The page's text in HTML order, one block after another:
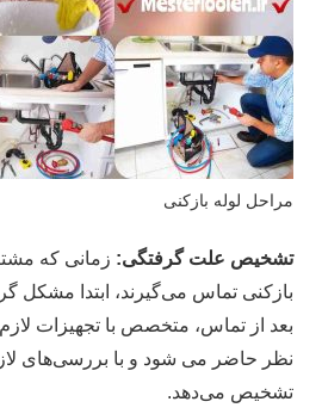
مراحل لوله بازکنی
تشخیص علت گرفتگی: زمانی که
بازکنی تماس می‌گیرند، ابتدا مشکل
بعد از تماس، متخصص با تجهیزات
نظر حاضر می شود و با بررسی‌های
تشخیص می‌دهد.